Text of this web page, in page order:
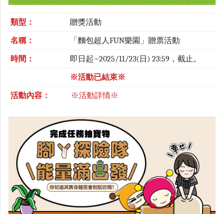
類型： 贈獎活動
名稱： 「麵包超人FUN樂園」贈票活動
時間： 即日起~2025/11/23(日) 23:59，截止。
※活動已結束※
活動內容： ※活動詳情※